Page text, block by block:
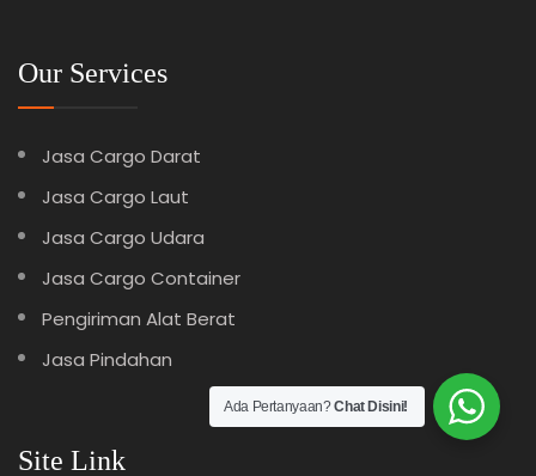
Our Services
Jasa Cargo Darat
Jasa Cargo Laut
Jasa Cargo Udara
Jasa Cargo Container
Pengiriman Alat Berat
Jasa Pindahan
Site Link
Ada Pertanyaan?Chat Disini!